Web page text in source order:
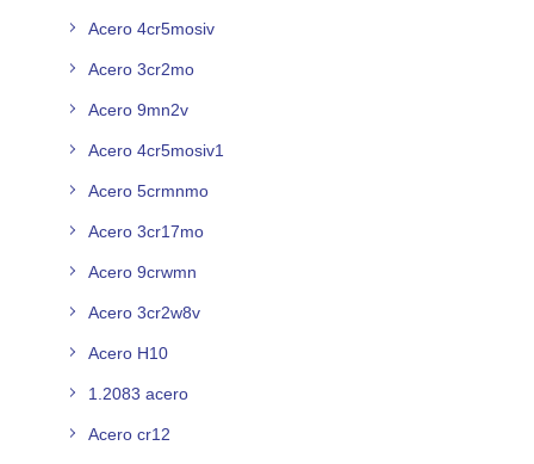
Acero 4cr5mosiv
Acero 3cr2mo
Acero 9mn2v
Acero 4cr5mosiv1
Acero 5crmnmo
Acero 3cr17mo
Acero 9crwmn
Acero 3cr2w8v
Acero H10
1.2083 acero
Acero cr12